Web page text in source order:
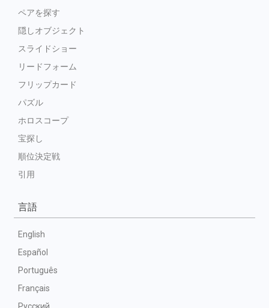
ペアを探す
隠しオブジェクト
スライドショー
リードフォーム
フリップカード
パズル
ホロスコープ
宝探し
順位決定戦
引用
言語
English
Español
Português
Français